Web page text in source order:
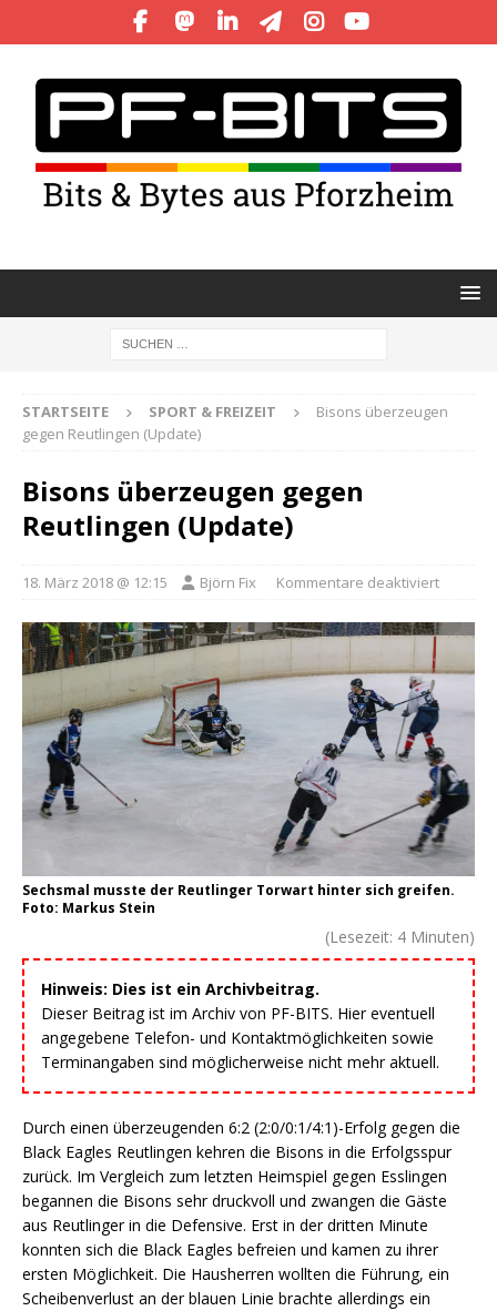
STARTSEITE SPORT & FREIZEIT
Bisons überzeugen
gegen Reutlingen (Update)
Bisons überzeugen gegen
Reutlingen (Update)
18. März 2018 @ 12:15 Björn Fix Kommentare deaktiviert
Sechsmal musste der Reutlinger Torwart hinter sich greifen.
Foto: Markus Stein
(Lesezeit: 4 Minuten)
Hinweis: Dies ist ein Archivbeitrag.
Dieser Beitrag ist im Archiv von PF-BITS. Hier eventuell
angegebene Telefon- und Kontaktmöglichkeiten sowie
Terminangaben sind möglicherweise nicht mehr aktuell.
Durch einen überzeugenden 6:2 (2:0/0:1/4:1)-Erfolg gegen die
Black Eagles Reutlingen kehren die Bisons in die Erfolgsspur
zurück. Im Vergleich zum letzten Heimspiel gegen Esslingen
begannen die Bisons sehr druckvoll und zwangen die Gäste
aus Reutlinger in die Defensive. Erst in der dritten Minute
konnten sich die Black Eagles befreien und kamen zu ihrer
ersten Möglichkeit. Die Hausherren wollten die Führung, ein
Scheibenverlust an der blauen Linie brachte allerdings ein